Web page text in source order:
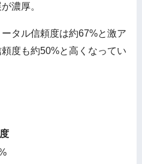
濃厚。
タル信頼度は約67%と激ア
度も約50%と高くなってい